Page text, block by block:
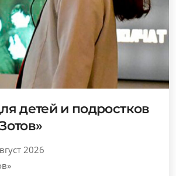
детей и подростков
2026